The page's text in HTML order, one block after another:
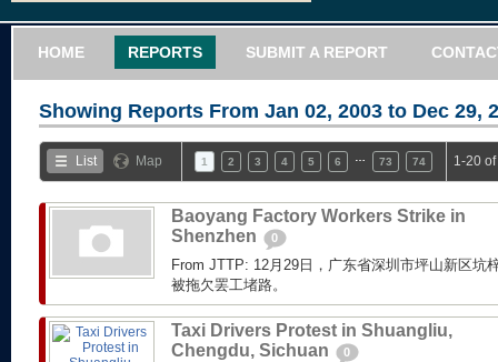
HOME REPORTS SUBMIT A REPORT
Showing Reports From Jan 02, 2003 to Dec 29,
List Map 1 2 3 4 5 6 73 74 1-20
Baoyang Factory Workers Strike in
Shenzhen
0
From JTTP: 12月29日，广东省深圳市坪山新区坑
被拖欠罢工堵路。
Taxi Drivers Protest in Shuangliu,
Chengdu, Sichuan
0